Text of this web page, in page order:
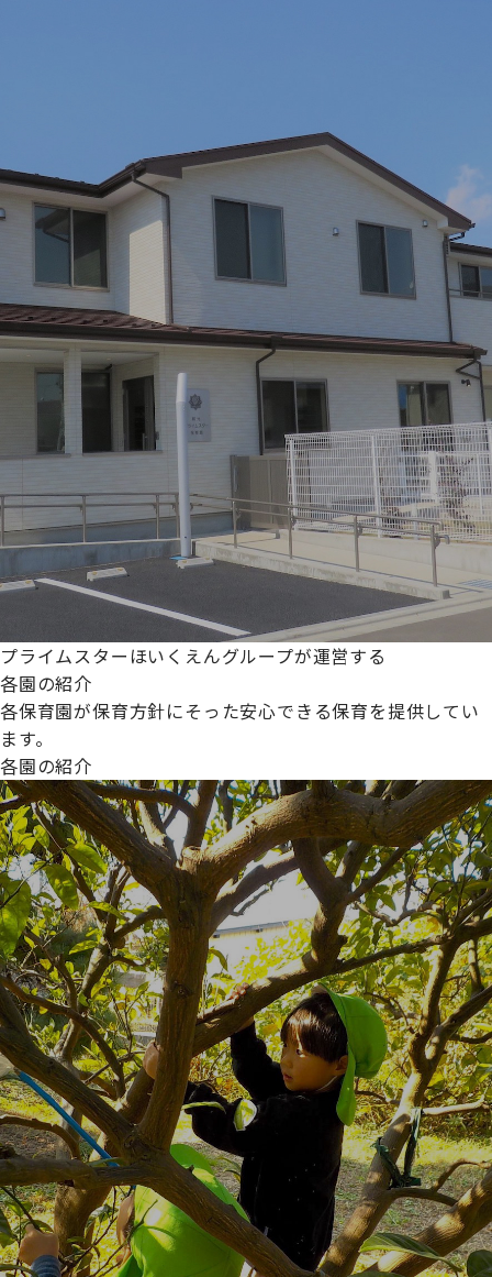
プライムスターほいくえんグループが運営する
各園の紹介
各保育園が保育方針にそった安心できる保育を提供してい
ます。
各園の紹介